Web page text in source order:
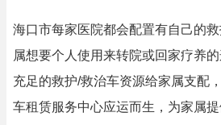
海口市每家医院都会配置有自己的
属想要个人使用来转院或回家疗养
充足的救护/救治车资源给家属支配
车租赁服务中心应运而生，为家属